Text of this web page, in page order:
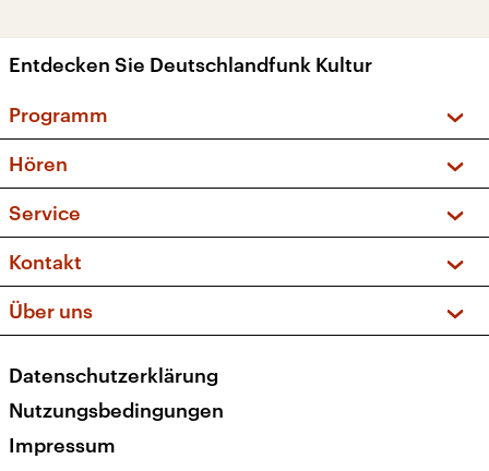
Entdecken Sie Deutschlandfunk Kultur
Programm
Sendungen und Podcasts
Musikliste
Kakadu – Das Kinderprogramm
Hören
Frequenzen (UKW + DAB+)
Service
FAQ
Apps
Newsletter
Kontakt
Social Media
Über uns
Presse
Karriere
Transparenz
Datenschutzerklärung
Nutzungsbedingungen
Impressum